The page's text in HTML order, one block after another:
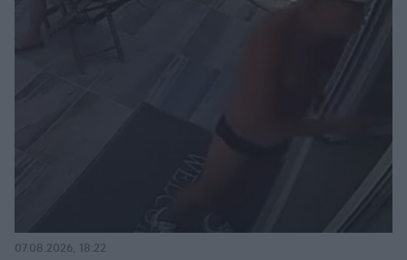
07.08.2026, 18:22